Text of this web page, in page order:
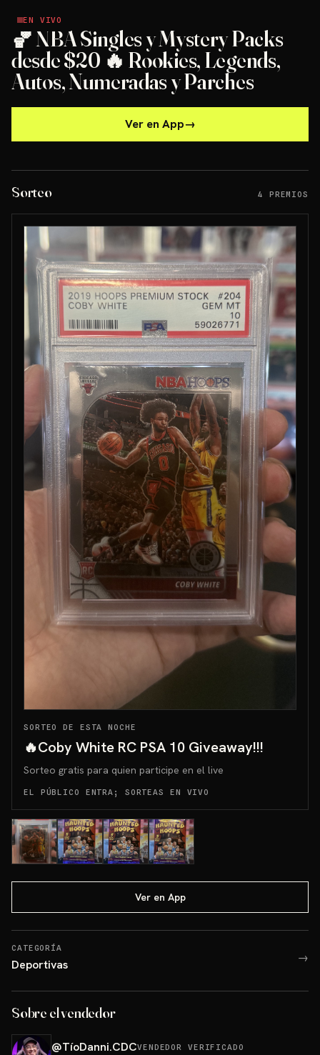
EN VIVO
EN VIVO
🏀 NBA Singles y Mystery Packs
desde $20 🔥 Rookies, Legends,
Autos, Numeradas y Parches
Ver en App→
Sorteo 4 PREMIOS
SORTEO DE ESTA NOCHE
🔥Coby White RC PSA 10 Giveaway!!!
Sorteo gratis para quien participe en el live
EL PÚBLICO ENTRA; SORTEAS EN VIVO
Ver en App
CATEGORÍA
Deportivas →
Sobre el vendedor
@TíoDanni.CDCVENDEDOR VERIFICADO